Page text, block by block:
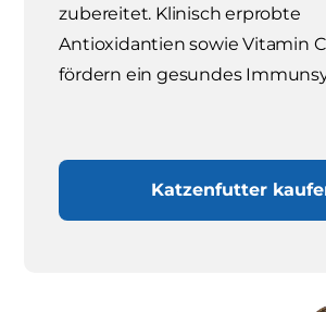
zubereitet. Klinisch erprobte
Antioxidantien sowie Vitamin
fördern ein gesundes
Katzenfutter